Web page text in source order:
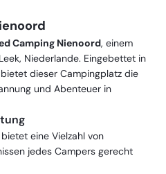
Camping Nienoord, einem
Niederlande. Eingebettet in
dieser Campingplatz die
und Abenteuer in
eine Vielzahl von
jedes Campers gerecht